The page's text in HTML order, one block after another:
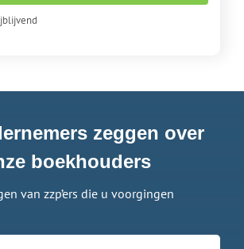
zeggen over
boekhouders
van zzp’ers die u voorgingen